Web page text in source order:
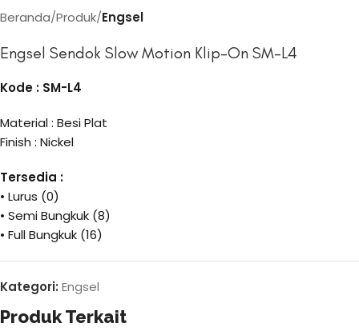
Beranda Produk Engsel
Engsel Sendok Slow Motion Klip-On SM-L4
Kode : SM-L4
Material : Besi Plat
Finish : Nickel
Tersedia :
• Lurus (0)
• Semi Bungkuk (8)
• Full Bungkuk (16)
Kategori: Engsel
Produk Terkait